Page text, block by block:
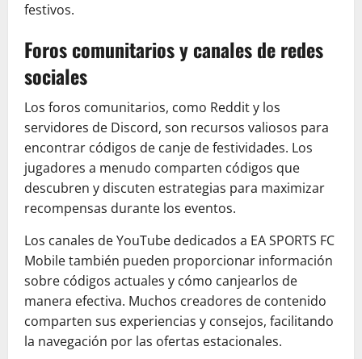
festivos.
Foros comunitarios y canales de redes
sociales
Los foros comunitarios, como Reddit y los
servidores de Discord, son recursos valiosos para
encontrar códigos de canje de festividades. Los
jugadores a menudo comparten códigos que
descubren y discuten estrategias para maximizar
recompensas durante los eventos.
Los canales de YouTube dedicados a EA SPORTS FC
Mobile también pueden proporcionar información
sobre códigos actuales y cómo canjearlos de
manera efectiva. Muchos creadores de contenido
comparten sus experiencias y consejos, facilitando
la navegación por las ofertas estacionales.